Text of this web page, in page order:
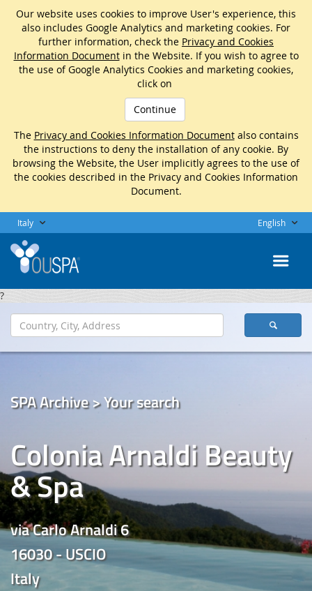
Our website uses cookies to improve User's experience, this
also includes Google Analytics and marketing cookies. For
further information, check the Privacy and Cookies
Information Documentin the Website. If you wish to agree to
the use of Google Analytics Cookies and marketing cookies,
click on
Continue
The Privacy and Cookies Information Documentalso contains
the instructions to deny the installation of any cookie. By
browsing the Website, the User implicitly agrees to the use of
the cookies described in the Privacy and Cookies Information
Document.
Italy English
?
SPA Archive > Your search
Colonia Arnaldi Beauty
& Spa
via Carlo Arnaldi 6
16030 - USCIO
Italy